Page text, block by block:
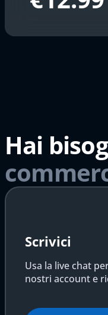
Hai
Scrivici
Usa la live chat
nostri account e